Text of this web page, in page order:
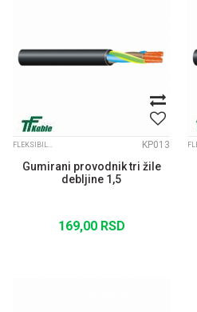
FLEKSIBILNI KABLOVI KP013
Gumirani provodnik tri žile
debljine 1,5
169,00 RSD